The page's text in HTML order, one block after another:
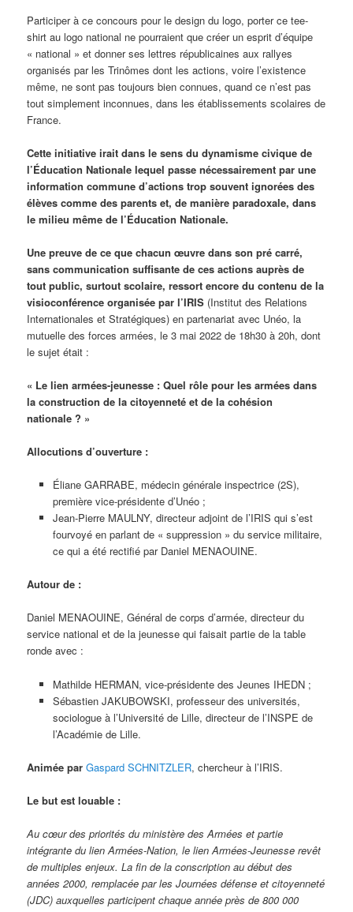
Participer à ce concours pour le design du logo, porter ce tee-
shirt au logo national ne pourraient que créer un esprit d’équipe
« national » et donner ses lettres républicaines aux rallyes
organisés par les Trinômes dont les actions, voire l’existence
même, ne sont pas toujours bien connues, quand ce n’est pas
tout simplement inconnues, dans les établissements scolaires de
France.
Cette initiative irait dans le sens du dynamisme civique de
l’Éducation Nationale lequel passe nécessairement par une
information commune d’actions trop souvent ignorées des
élèves comme des parents et, de manière paradoxale, dans
le milieu même de l’Éducation Nationale.
Une preuve de ce que chacun œuvre dans son pré carré,
sans communication suffisante de ces actions auprès de
tout public, surtout scolaire, ressort encore du contenu de la
visioconférence organisée par l’IRIS (Institut des Relations
Internationales et Stratégiques) en partenariat avec Unéo, la
mutuelle des forces armées, le 3 mai 2022 de 18h30 à 20h, dont
le sujet était :
« Le lien armées-jeunesse : Quel rôle pour les armées dans
la construction de la citoyenneté et de la cohésion
nationale ? »
Allocutions d’ouverture :
Éliane GARRABE, médecin générale inspectrice (2S),
première vice-présidente d’Unéo ;
Jean-Pierre MAULNY, directeur adjoint de l’IRIS qui s’est
fourvoyé en parlant de « suppression » du service militaire,
ce qui a été rectifié par Daniel MENAOUINE.
Autour de :
Daniel MENAOUINE, Général de corps d’armée, directeur du
service national et de la jeunesse qui faisait partie de la table
ronde avec :
Mathilde HERMAN, vice-présidente des Jeunes IHEDN ;
Sébastien JAKUBOWSKI, professeur des universités,
sociologue à l’Université de Lille, directeur de l’INSPE de
l’Académie de Lille.
Animée parGaspard SCHNITZLER, chercheur à l’IRIS.
Le but est louable :
Au cœur des priorités du ministère des Armées et partie
intégrante du lien Armées-Nation, le lien Armées-Jeunesse revêt
de multiples enjeux. La fin de la conscription au début des
années 2000, remplacée par les Journées défense et citoyenneté
(JDC) auxquelles participent chaque année près de 800 000